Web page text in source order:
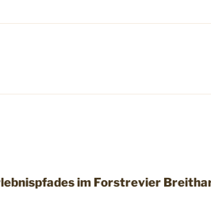
im Forstrevier